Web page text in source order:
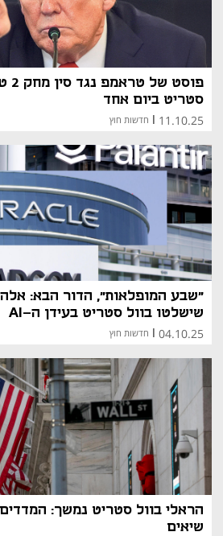
סטריט ביום אחד
11.10.25 חדשות חוץ
"שבע המופלאות", הדור הבא: אלה
שישלטו בוול סטריט בעידן ה-AI
04.10.25 חדשות חוץ
הראלי בוול סטריט נמשך:
שיאים